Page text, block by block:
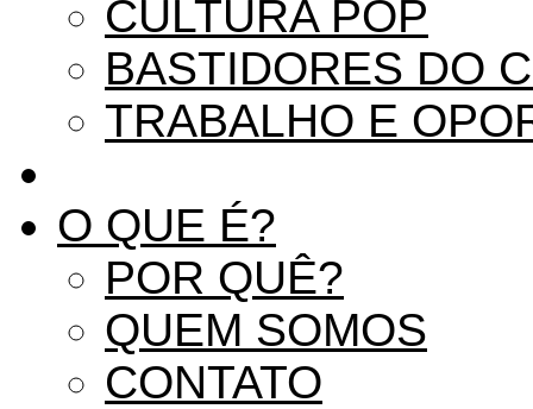
CULTURA POP
BASTIDORES DO
TRABALHO E
O QUE É?
POR QUÊ?
QUEM SOMOS
CONTATO